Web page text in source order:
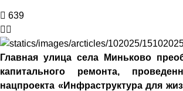
639
Главная улица села Миньково
капитального ремонта,
нацпроекта «Инфраструктура для